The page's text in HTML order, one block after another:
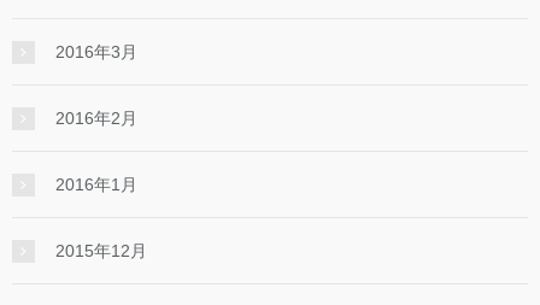
2016年3月
2016年2月
2016年1月
2015年12月